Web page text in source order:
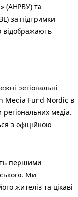
(АНРВУ) та
за підтримки
відображають
регіональні
Media Fund Nordic в
регіональних медіа.
з офіційною
першими
Ми
жителів та цікаві